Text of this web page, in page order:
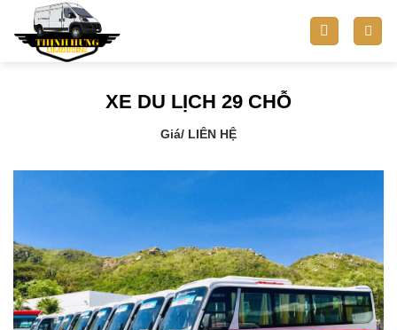
qua
XE DU LỊCH 29 CHỖ
Giá/ LIÊN HỆ